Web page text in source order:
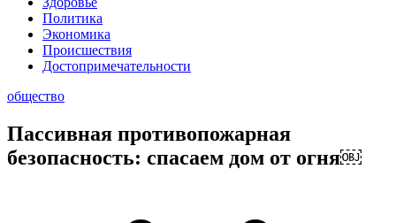
Политика
Экономика
Происшествия
Достопримечательности
общество
Пассивная противопожарная
безопасность: спасаем дом от огня￼